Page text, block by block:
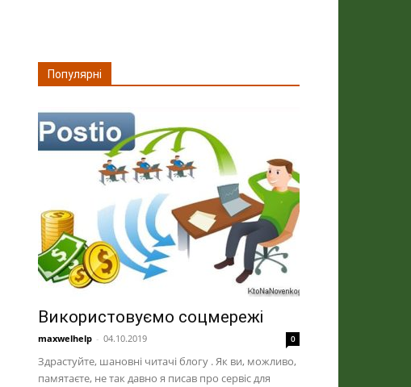
Популярні
Використовуємо соцмережі
maxwelhelp - 04.10.2019 0
Здрастуйте, шановні читачі блогу . Як ви, можливо,
памятаєте, не так давно я писав про сервіс для